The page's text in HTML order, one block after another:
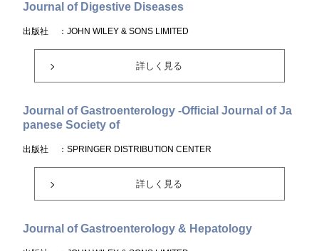
Journal of Digestive Diseases
出版社 ：JOHN WILEY & SONS LIMITED
詳しく見る
Journal of Gastroenterology -Official Journal of Ja
panese Society of
出版社 ：SPRINGER DISTRIBUTION CENTER
詳しく見る
Journal of Gastroenterology & Hepatology